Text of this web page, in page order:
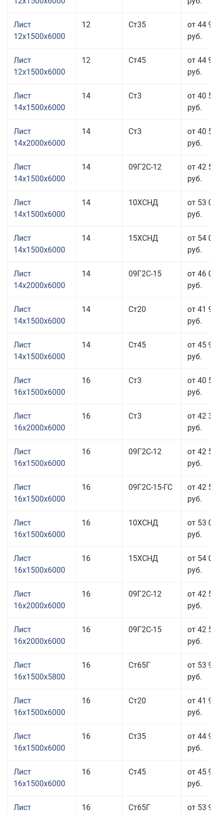
Лист
12x1500x6000
12 Ст35
от 44
руб.
Лист
12x1500x6000
12 Ст45
от 44
руб.
Лист
14x1500x6000
14 Ст3
от 40
руб.
Лист
14x2000x6000
14 Ст3
от 40
руб.
Лист
14x1500x6000
14 09Г2С-12
от 42
руб.
Лист
14x1500x6000
14 10ХСНД
от 53
руб.
Лист
14x1500x6000
14 15ХСНД
от 54
руб.
Лист
14x2000x6000
14 09Г2С-15
от 46
руб.
Лист
14x1500x6000
14 Ст20
от 41
руб.
Лист
14x1500x6000
14 Ст45
от 45
руб.
Лист
16x1500x6000
16 Ст3
от 40
руб.
Лист
16x2000x6000
16 Ст3
от 42
руб.
Лист
16x1500x6000
16 09Г2С-12
от 42
руб.
Лист
16x1500x6000
16 09Г2С-15-ГС
от 42
руб.
Лист
16x1500x6000
16 10ХСНД
от 53
руб.
Лист
16x1500x6000
16 15ХСНД
от 54
руб.
Лист
16x2000x6000
16 09Г2С-12
от 42
руб.
Лист
16x2000x6000
16 09Г2С-15
от 42
руб.
Лист
16x1500x5800
16 Ст65Г
от 53
руб.
Лист
16x1500x6000
16 Ст20
от 41
руб.
Лист
16x1500x6000
16 Ст35
от 44
руб.
Лист
16x1500x6000
16 Ст45
от 45
руб.
Лист
16 Ст65Г
от 53